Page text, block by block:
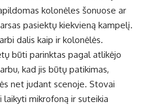
kolonėles šonuose ar
pasiektų kiekvieną kampelį.
dalis kaip ir kolonėlės.
būti parinktas pagal atlikėjo
kad jis būtų patikimas,
net judant scenoje. Stovai
mikrofoną ir suteikia